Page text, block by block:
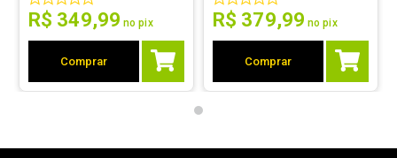
peso
Não especificada.
informações
R$ 349,99 no pix
Comprar
R$ 379,99 no pix
Comprar